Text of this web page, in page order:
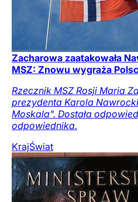
Zacharowa zaatakowała
MSZ: Znowu wygraża
Rzecznik MSZ Rosji Maria
prezydenta Karola
Moskala". Dostała
odpowiednika.
KrajŚwiat